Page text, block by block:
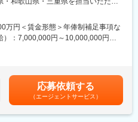
面談を通じて、その時々に応じたプ
キシブルにキャリアが形成できま
カーの営業領域を支援するCSOと呼
発売されたため営業を増員したい」
大したい」といったようなメーカー
り、長期就業も叶う環境です。
ための医薬品情報を提供、副作用情
。
万円＜賃金形態＞年俸制補足事項な
）：7,000,000円～10,000,000円＜
件有。賃金はあくまでも目安の金
する可能性があります。月給(月額)は
応募依頼する
（エージェントサービス）